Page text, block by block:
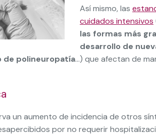
Así mismo, las
cuidados intensivos
las formas más
desarrollo de
de polineuropatía…) que afectan de
un aumento de incidencia de otros
por no requerir